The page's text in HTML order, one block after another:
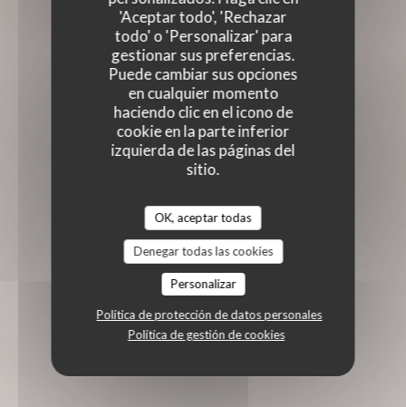
'Aceptar todo', 'Rechazar
todo' o 'Personalizar' para
gestionar sus preferencias.
Puede cambiar sus opciones
en cualquier momento
haciendo clic en el icono de
cookie en la parte inferior
izquierda de las páginas del
sitio.
OK, aceptar todas
Denegar todas las cookies
Personalizar
Política de protección de datos personales
Política de gestión de cookies